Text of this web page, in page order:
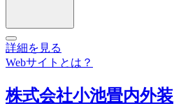
詳細を見る
Webサイトとは？
株式会社小池畳内外装